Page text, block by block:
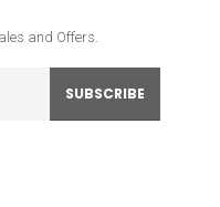
and Offers.